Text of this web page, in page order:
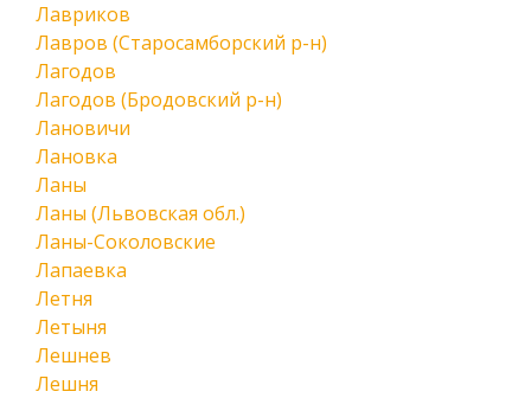
Лавриков
Лавров (Старосамборский р-н)
Лагодов
Лагодов (Бродовский р-н)
Лановичи
Лановка
Ланы
Ланы (Львовская обл.)
Ланы-Соколовские
Лапаевка
Летня
Летыня
Лешнев
Лешня